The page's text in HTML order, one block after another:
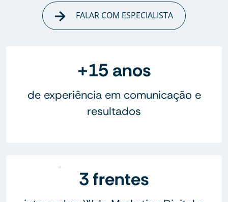
FALAR COM ESPECIALISTA
+15 anos
de experiência em comunicação e
resultados
3 frentes